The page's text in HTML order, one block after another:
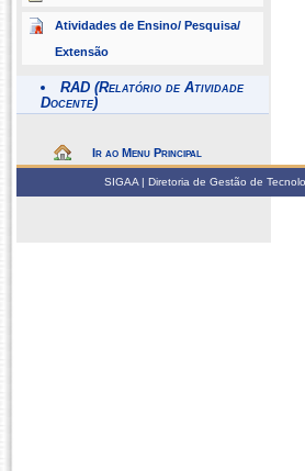
Atividades de Ensino/ Pesquisa/
Extensão
RAD (Relatório de Atividade
Docente)
Ir ao Menu Principal
SIGAA | Diretoria de Gestão de